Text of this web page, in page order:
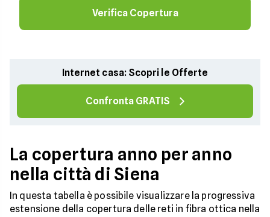
Verifica Copertura
Internet casa: Scopri le Offerte
Confronta GRATIS
La copertura anno per anno
nella città di Siena
In questa tabella è possibile visualizzare la progressiva
estensione della copertura delle reti in fibra ottica nella